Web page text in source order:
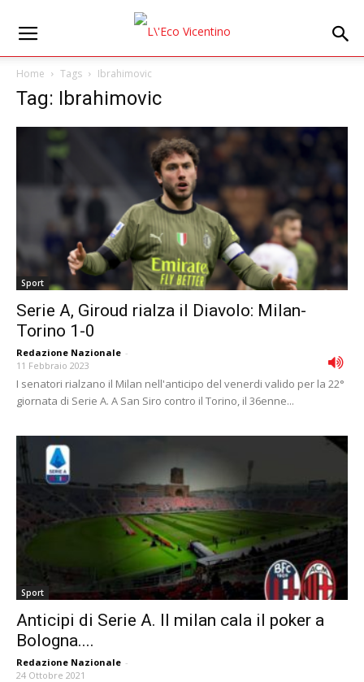
Home Tags Ibrahimovic
Tag: Ibrahimovic
Sport
Serie A, Giroud rialza il Diavolo: Milan-
Torino 1-0
Redazione Nazionale -
11 Febbraio 2023
I senatori rialzano il Milan nell'anticipo del venerdi valido per la 22°
giornata di Serie A. A San Siro contro il Torino, il 36enne...
Sport
Anticipi di Serie A. Il milan cala il poker a
Bologna....
Redazione Nazionale -
24 Ottobre 2021